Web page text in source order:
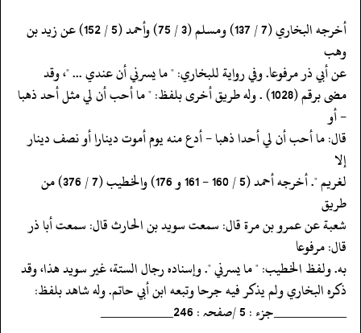
‏‏‏‏أخرجه البخاري (7 / 137) ومسلم (3 / 75) وأحمد (5 / 152) عن زيد بن
وهب
‏‏‏‏عن أبي ذر مرفوعا. وفي رواية للبخاري: " ما يسرني أن عندي ... "، وقد
‏‏‏‏مضى برقم (1028) . وله طريق أخرى بلفظ: " ما أحب أن لي مثل أحد ذهبا
- أو
‏‏‏‏قال: ما أحب أن لي أحدا ذهبا - أدع منه يوم أموت دينارا أو نصف دينار
إلا
‏‏‏‏لغريم ". أخرجه أحمد (5 / 160 - 161 و 176) والخطيب (7 / 376) من
طريق
‏‏‏‏شعبة عن عمرو بن مرة قال: سمعت سويد بن الحارث قال: سمعت أبا ذر
قال: مرفوعا
‏‏‏‏به. ولفظ الخطيب: " ما يسرني ". وإسناده رجال الستة، غير سويد هذا، وقد
‏‏‏‏ذكره البخاري ولم يذكر فيه جرحا وتبعه ابن أبي حاتم. وله شاهد بلفظ:
‏‏‏‏__________جزء : 5 /صفحہ : 246__________